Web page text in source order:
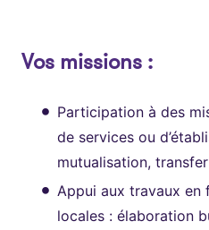
Vos missions :
Participation à des
de services ou
mutualisation,
Appui aux travaux en
locales : élaboration